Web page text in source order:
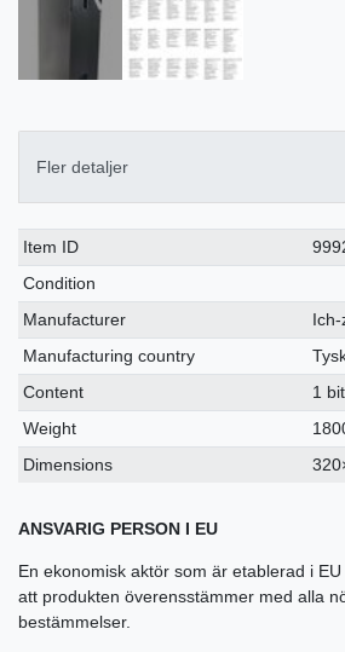
Fler detaljer
Item ID
Condition
Manufacturer
Manufacturing country
Content
1 bit
Weight
Dimensions
ANSVARIG PERSON I EU
En ekonomisk aktör som är etablerad i
att produkten överensstämmer med alla
bestämmelser.